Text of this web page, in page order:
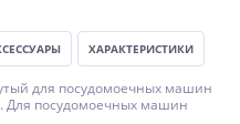
ХАРАКТЕРИСТИКИ
для посудомоечных машин
Для посудомоечных машин